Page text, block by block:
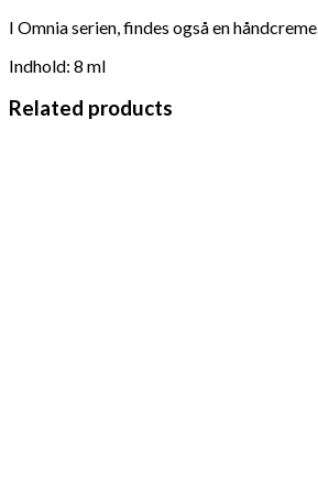
I Omnia serien, findes også en håndcreme.
Indhold: 8 ml
Related products